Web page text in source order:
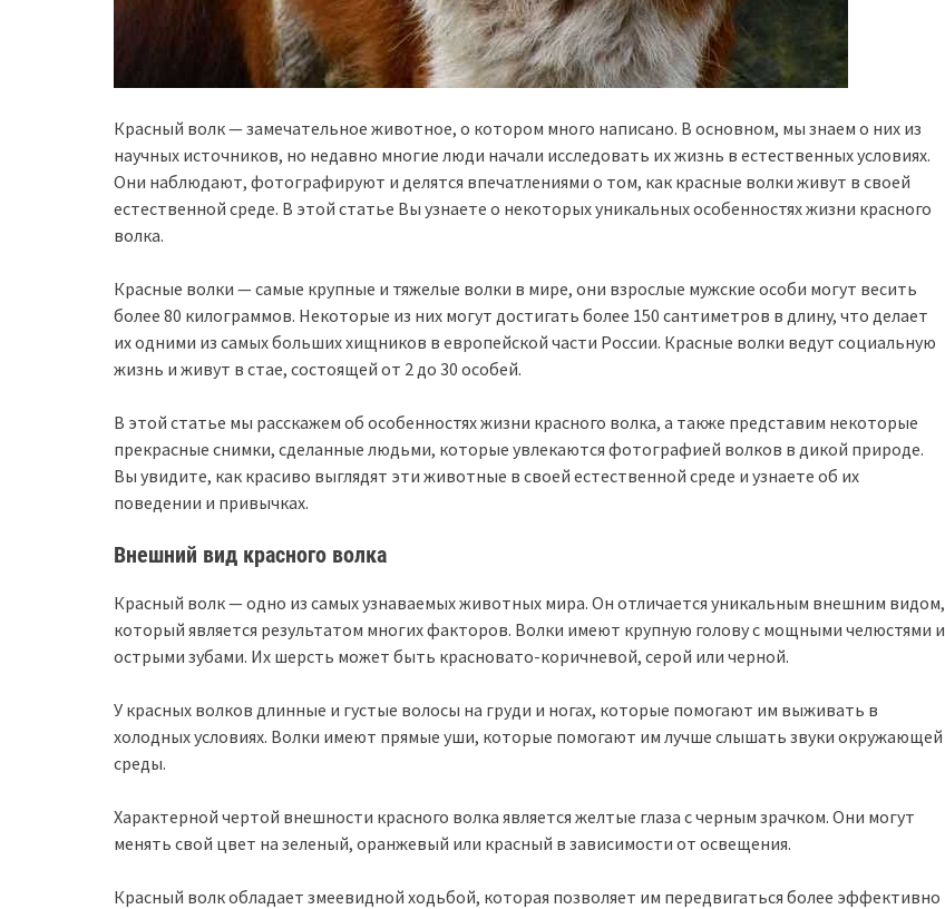
Красный волк — замечательное животное, о котором много написано. В основном, мы знаем о них из
научных источников, но недавно многие люди начали исследовать их жизнь в естественных условиях.
Они наблюдают, фотографируют и делятся впечатлениями о том, как красные волки живут в своей
естественной среде. В этой статье Вы узнаете о некоторых уникальных особенностях жизни красного
волка.
Красные волки — самые крупные и тяжелые волки в мире, они взрослые мужские особи могут весить
более 80 килограммов. Некоторые из них могут достигать более 150 сантиметров в длину, что делает
их одними из самых больших хищников в европейской части России. Красные волки ведут социальную
жизнь и живут в стае, состоящей от 2 до 30 особей.
В этой статье мы расскажем об особенностях жизни красного волка, а также представим некоторые
прекрасные снимки, сделанные людьми, которые увлекаются фотографией волков в дикой природе.
Вы увидите, как красиво выглядят эти животные в своей естественной среде и узнаете об их
поведении и привычках.
Внешний вид красного волка
Красный волк — одно из самых узнаваемых животных мира. Он отличается уникальным внешним видом,
который является результатом многих факторов. Волки имеют крупную голову с мощными челюстями и
острыми зубами. Их шерсть может быть красновато-коричневой, серой или черной.
У красных волков длинные и густые волосы на груди и ногах, которые помогают им выживать в
холодных условиях. Волки имеют прямые уши, которые помогают им лучше слышать звуки окружающей
среды.
Характерной чертой внешности красного волка является желтые глаза с черным зрачком. Они могут
менять свой цвет на зеленый, оранжевый или красный в зависимости от освещения.
Красный волк обладает змеевидной ходьбой, которая позволяет им передвигаться более эффективно